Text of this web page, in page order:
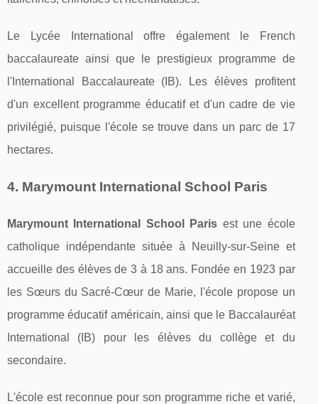
Le Lycée International offre également le French
baccalaureate ainsi que le prestigieux programme de
l'International Baccalaureate (IB). Les élèves profitent
d'un excellent programme éducatif et d'un cadre de vie
privilégié, puisque l'école se trouve dans un parc de 17
hectares.
4. Marymount International School Paris
Marymount International School Paris est une école
catholique indépendante située à Neuilly-sur-Seine et
accueille des élèves de 3 à 18 ans. Fondée en 1923 par
les Sœurs du Sacré-Cœur de Marie, l'école propose un
programme éducatif américain, ainsi que le Baccalauréat
International (IB) pour les élèves du collège et du
secondaire.
L'école est reconnue pour son programme riche et varié,